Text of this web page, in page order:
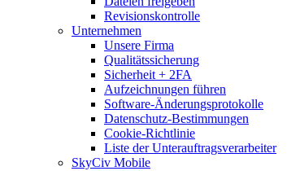
Revisionskontrolle
Unternehmen
Unsere Firma
Qualitätssicherung
Sicherheit + 2FA
Aufzeichnungen führen
Software-Änderungsprotokolle
Datenschutz-Bestimmungen
Cookie-Richtlinie
Liste der Unterauftragsverarbeiter
SkyCiv Mobile